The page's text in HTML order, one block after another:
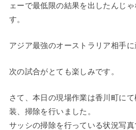
ェーで最低限の結果を出したんじ
す。
アジア最強のオーストラリア相手に
次の試合がとても楽しみです。
さて、本日の現場作業は香川町に
装、掃除を行いました。
サッシの掃除を行っている状況写真